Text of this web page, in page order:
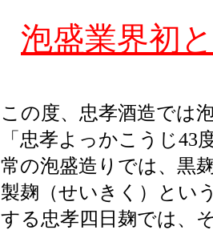
泡盛業界初
この度、忠孝酒造では
「忠孝よっかこうじ43
常の泡盛造りでは、黒
製麹（せいきく）とい
する忠孝四日麹では、